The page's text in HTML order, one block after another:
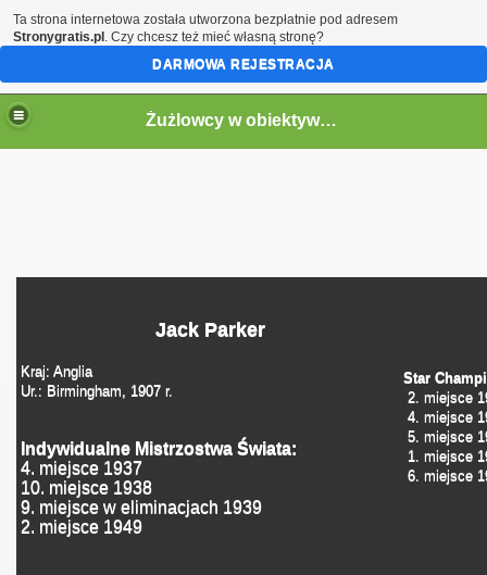
Żużlowcy w obiektywie by Speed
Jack Parker
Kraj: Anglia
Ur.: Birmingham, 1907 r.
Indywidualne Mistrzostwa Świata:
4. miejsce 1937
10. miejsce 1938
9. miejsce w eliminacjach 1939
2. miejsce 1949
Star
2. miejsce
4. miejsce
5. miejsce
1. miejsce
6. miejsce
Ta strona internetowa została utworzona bezpłatnie pod adresem
Stronygratis.pl . Czy chcesz też mieć własną stronę?
DARMOWA REJESTRACJA